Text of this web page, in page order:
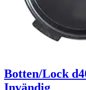
Botten/Lock